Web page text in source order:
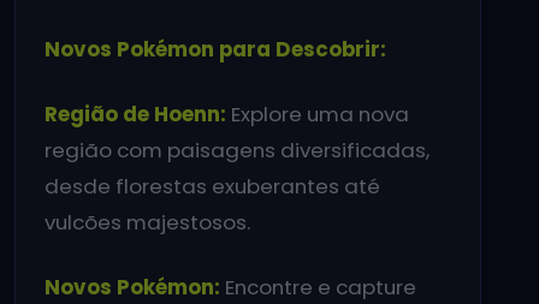
Novos Pokémon para Descobrir:
Região de Hoenn: Explore uma nova
região com paisagens diversificadas,
desde florestas exuberantes até
vulcões majestosos.
Novos Pokémon: Encontre e capture